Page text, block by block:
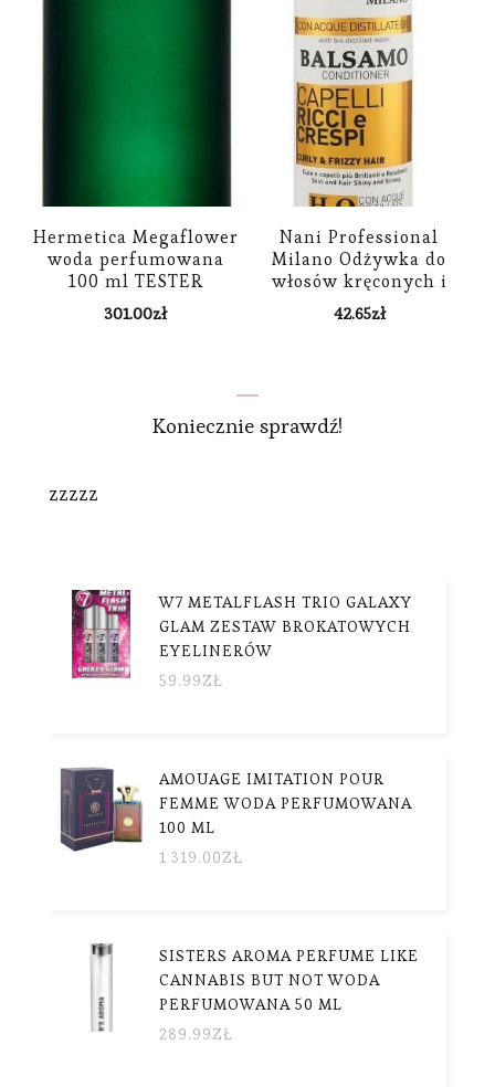
Hermetica Megaflower
woda perfumowana
100 ml TESTER
301.00zł
Nani Professional
Milano Odżywka do
włosów kręconych i
puszących się Nanì
Conditioner Curly &
42.65zł
Koniecznie sprawdź!
zzzzz
W7 METALFLASH TRIO GALAXY
GLAM ZESTAW BROKATOWYCH
EYELINERÓW
59.99ZŁ
AMOUAGE IMITATION POUR
FEMME WODA PERFUMOWANA
100 ML
1 319.00ZŁ
SISTERS AROMA PERFUME LIKE
CANNABIS BUT NOT WODA
PERFUMOWANA 50 ML
289.99ZŁ